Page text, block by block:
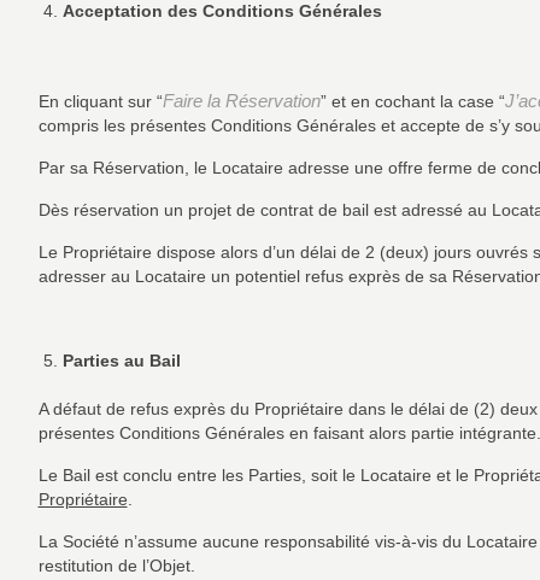
Acceptation des Conditions Générales
En cliquant sur “Faire la Réservation” et en cochant la case “
compris les présentes Conditions Générales et accepte de s’y
Par sa Réservation, le Locataire adresse une offre ferme de
Dès réservation un projet de contrat de bail est adressé au
Le Propriétaire dispose alors d’un délai de 2 (deux) jours
adresser au Locataire un potentiel refus exprès de sa
Parties au Bail
A défaut de refus exprès du Propriétaire dans le délai de (2)
présentes Conditions Générales en faisant alors partie intégrante.
Le Bail est conclu entre les Parties, soit le Locataire et le
Propriétaire
La Société n’assume aucune responsabilité vis-à-vis du
restitution de l’Objet.